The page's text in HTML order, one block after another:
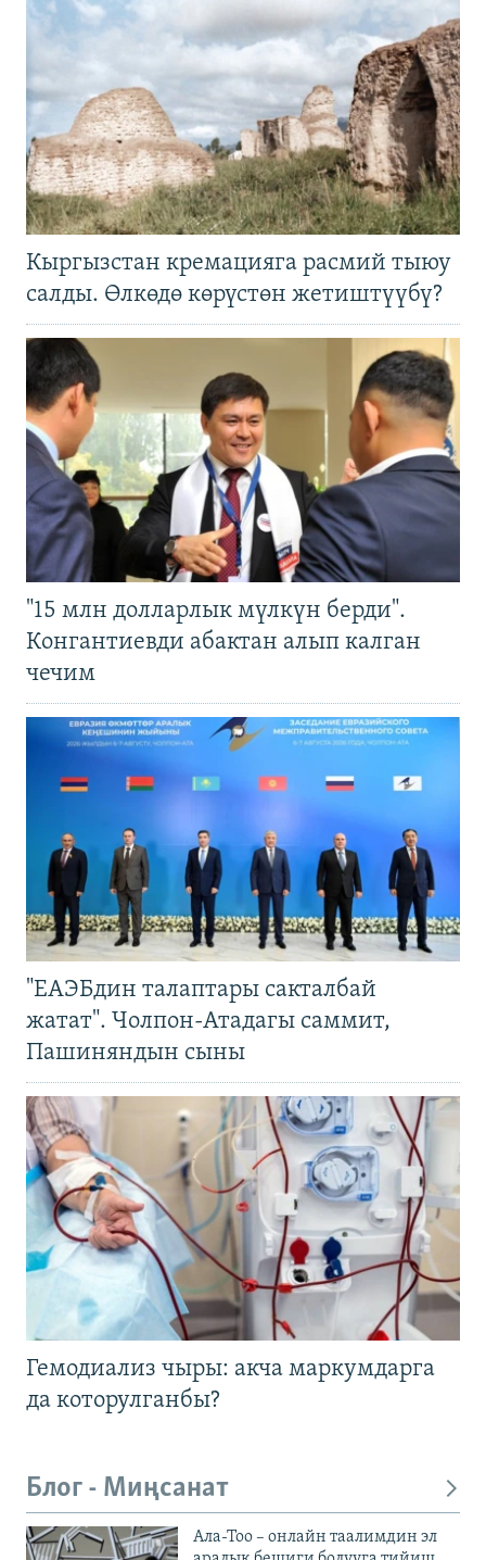
Кыргызстан кремацияга расмий тыюу
салды. Өлкөдө көрүстөн жетиштүүбү?
"15 млн долларлык мүлкүн берди".
Конгантиевди абактан алып калган
чечим
"ЕАЭБдин талаптары сакталбай
жатат". Чолпон-Атадагы саммит,
Пашиняндын сыны
Гемодиализ чыры: акча маркумдарга
да которулганбы?
Блог - Миңсанат
Ала-Тоо – онлайн таалимдин эл